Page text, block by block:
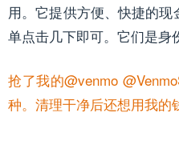
用。它提供方便、快捷的
单点击几下即可。它们是身
抢了我的@venmo
种。清理干净后还想用我的